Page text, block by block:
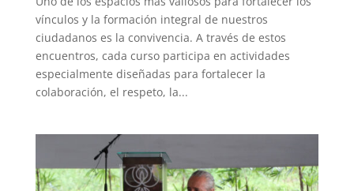
vínculos y la formación integral de nuestros
ciudadanos es la convivencia. A través de estos
encuentros, cada curso participa en actividades
especialmente diseñadas para fortalecer la
colaboración, el respeto, la...